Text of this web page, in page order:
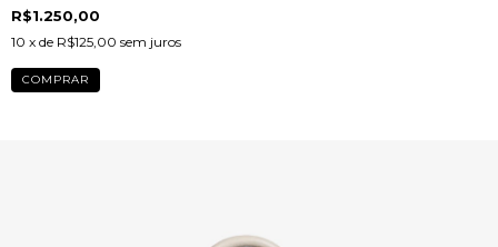
R$1.250,00
10 x de R$125,00 sem juros